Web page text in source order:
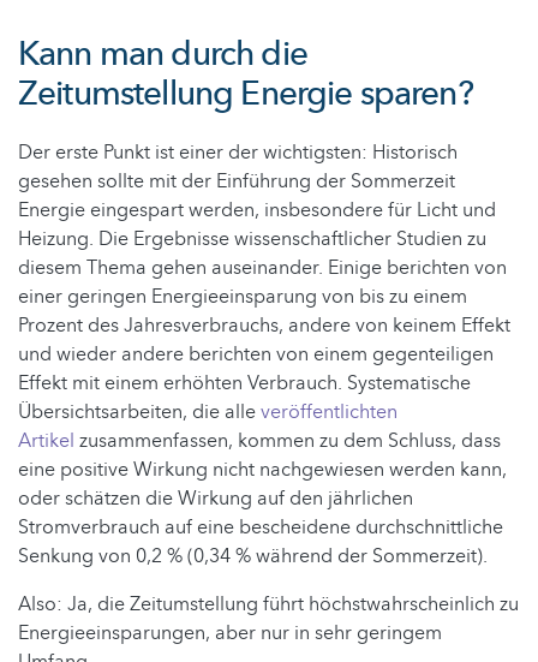
Kann man durch die
Zeitumstellung Energie sparen?
Der erste Punkt ist einer der wichtigsten: Historisch
gesehen sollte mit der Einführung der Sommerzeit
Energie eingespart werden, insbesondere für Licht und
Heizung. Die Ergebnisse wissenschaftlicher Studien zu
diesem Thema gehen auseinander. Einige berichten von
einer geringen Energieeinsparung von bis zu einem
Prozent des Jahresverbrauchs, andere von keinem Effekt
und wieder andere berichten von einem gegenteiligen
Effekt mit einem erhöhten Verbrauch. Systematische
Übersichtsarbeiten, die alleveröffentlichten
Artikel zusammenfassen, kommen zu dem Schluss, dass
eine positive Wirkung nicht nachgewiesen werden kann,
oder schätzen die Wirkung auf den jährlichen
Stromverbrauch auf eine bescheidene durchschnittliche
Senkung von 0,2 % (0,34 % während der Sommerzeit).
Also: Ja, die Zeitumstellung führt höchstwahrscheinlich zu
Energieeinsparungen, aber nur in sehr geringem